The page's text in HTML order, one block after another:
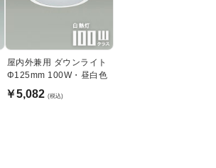
屋内外兼用 ダウンライト
Φ125mm 100W・昼白色
￥5,082 (税込)